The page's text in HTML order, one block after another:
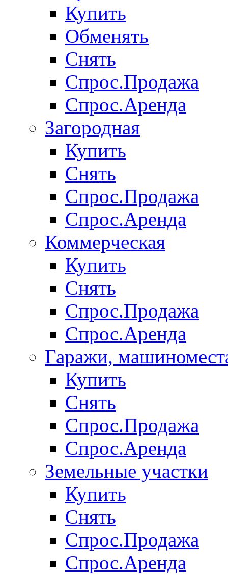
Купить
Обменять
Снять
Спрос.Продажа
Спрос.Аренда
Загородная
Купить
Снять
Спрос.Продажа
Спрос.Аренда
Коммерческая
Купить
Снять
Спрос.Продажа
Спрос.Аренда
Гаражи,
Купить
Снять
Спрос.Продажа
Спрос.Аренда
Земельные участки
Купить
Снять
Спрос.Продажа
Спрос.Аренда